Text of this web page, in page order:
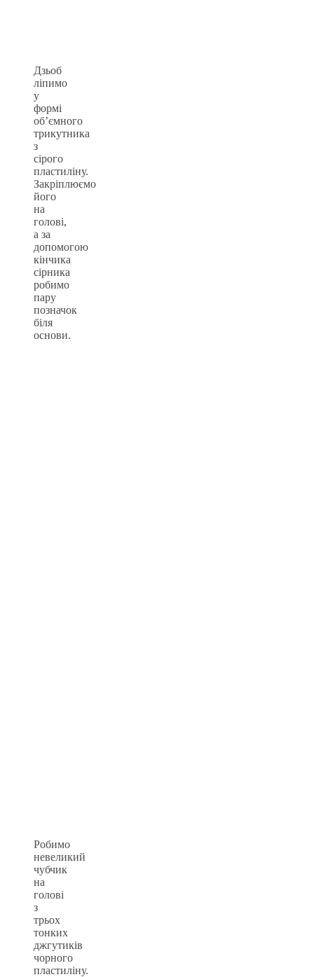
Дзьоб
ліпимо
у
формі
об’ємного
трикутника
з
сірого
пластиліну.
Закріплюємо
його
на
голові,
а за
допомогою
кінчика
сірника
робимо
пару
позначок
біля
основи.
Робимо
невеликий
чубчик
на
голові
з
трьох
тонких
джгутиків
чорного
пластиліну.